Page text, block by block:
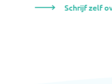
Schrijf zelf